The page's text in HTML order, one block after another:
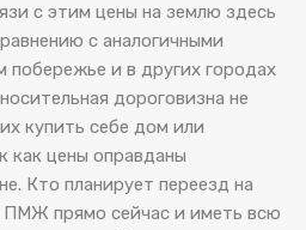
с этим цены на землю здесь
с аналогичными
побережье и в других городах
дороговизна не
купить себе дом или
как цены оправданы
Кто планирует переезд на
прямо сейчас и иметь всю